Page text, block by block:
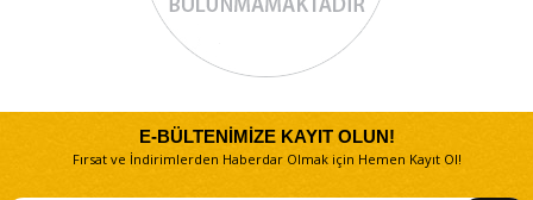
E-BÜLTENİMİZE KAYIT OLUN!
Fırsat ve İndirimlerden Haberdar Olmak için Hemen Kayıt Ol!